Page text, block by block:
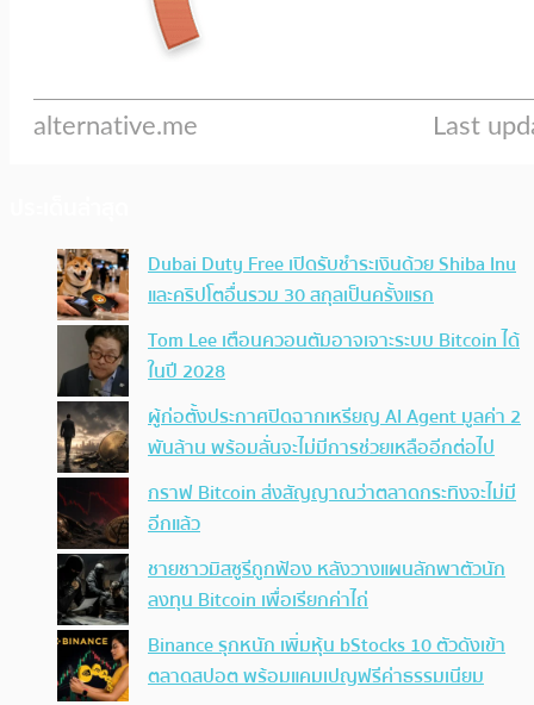
Dubai Duty Free เปิดรับชำระเงินด้วย Shiba Inu
และคริปโตอื่นรวม 30 สกุลเป็นครั้งแรก
Tom Lee เตือนควอนตัมอาจเจาะระบบ Bitcoin ได้
ในปี 2028
ผู้ก่อตั้งประกาศปิดฉากเหรียญ AI Agent มูลค่า 2
พันล้าน พร้อมลั่นจะไม่มีการช่วยเหลืออีกต่อไป
กราฟ Bitcoin ส่งสัญญาณว่าตลาดกระทิงจะไม่มี
อีกแล้ว
ชายชาวมิสซูรีถูกฟ้อง หลังวางแผนลักพาตัวนัก
ลงทุน Bitcoin เพื่อเรียกค่าไถ่
Binance รุกหนัก เพิ่มหุ้น bStocks 10 ตัวดังเข้า
ตลาดสปอต พร้อมแคมเปญฟรีค่าธรรมเนียม